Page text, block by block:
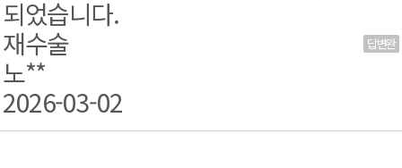
되었습니다.
재수술
노**
2026-03-02
답변완